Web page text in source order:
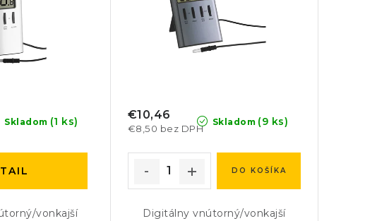
Skladom (1 ks)
vonkajší
Skladom (9 ks)
€8,50 bez DPH
€10,46
DO KOŠÍKA
Digitálny vnútorný/vonkajší